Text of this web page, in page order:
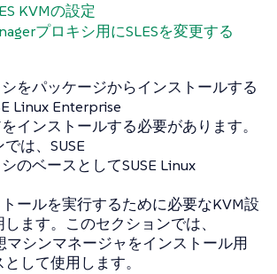
KVMの設定
プロキシ用にSLESを変更する
をパッケージからインストールする
Linux Enterprise
インストールする必要があります。
は、SUSE
のベースとしてSUSE Linux
ールを実行するために必要なKVM設
ます。このセクションでは、
マシンマネージャをインストール用
して使用します。